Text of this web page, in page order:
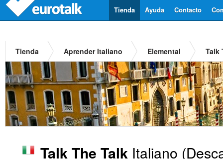
Contacto
Ayuda
Tienda
Tienda Aprender Italiano Elemental Talk
Talk The Talk Italiano